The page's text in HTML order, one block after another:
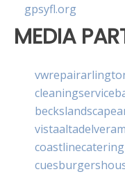
gpsyfl.org
MEDIA